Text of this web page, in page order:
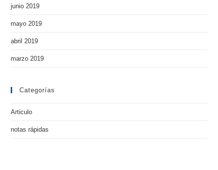
junio 2019
mayo 2019
abril 2019
marzo 2019
Categorías
Articulo
notas rápidas